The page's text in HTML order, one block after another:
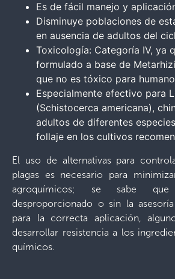
Es de fácil manejo y
Disminuye poblaciones de
en ausencia de adultos del
Toxicología: Categoría IV, ya
formulado a base de
que no es tóxico para
Especialmente efectivo para
(Schistocerca americana),
adultos de diferentes
follaje en los cultivos
El uso de alternativas para
plagas es necesario para
agroquímicos; se sabe
desproporcionado o sin la
para la correcta aplicación,
desarrollar resistencia a los
químicos.